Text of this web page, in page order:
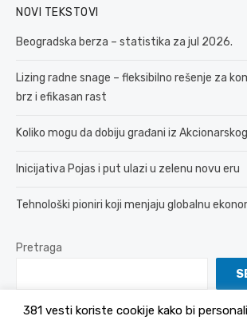
NOVI TEKSTOVI
Beogradska berza – statistika za jul 2026.
Lizing radne snage – fleksibilno rešenje za
brz i efikasan rast
Koliko mogu da dobiju građani iz
Inicijativa Pojas i put ulazi u zelenu novu eru
Tehnološki pioniri koji menjaju globalnu
Pretraga
381 vesti koriste cookije kako bi